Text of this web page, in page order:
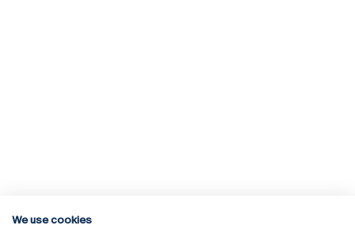
We use cookies